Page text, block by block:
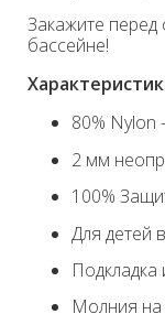
Закажите перед
бассейне!
80% Nylon
2 мм
100%
Для детей
Подкладка
Молния на